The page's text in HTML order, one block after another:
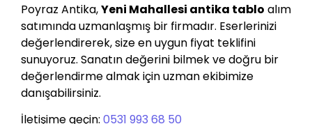
Poyraz Antika,Yeni Mahallesi antika tablo alım
satımında uzmanlaşmış bir firmadır. Eserlerinizi
değerlendirerek, size en uygun fiyat teklifini
sunuyoruz. Sanatın değerini bilmek ve doğru bir
değerlendirme almak için uzman ekibimize
danışabilirsiniz.
İletişime geçin: 0531 993 68 50